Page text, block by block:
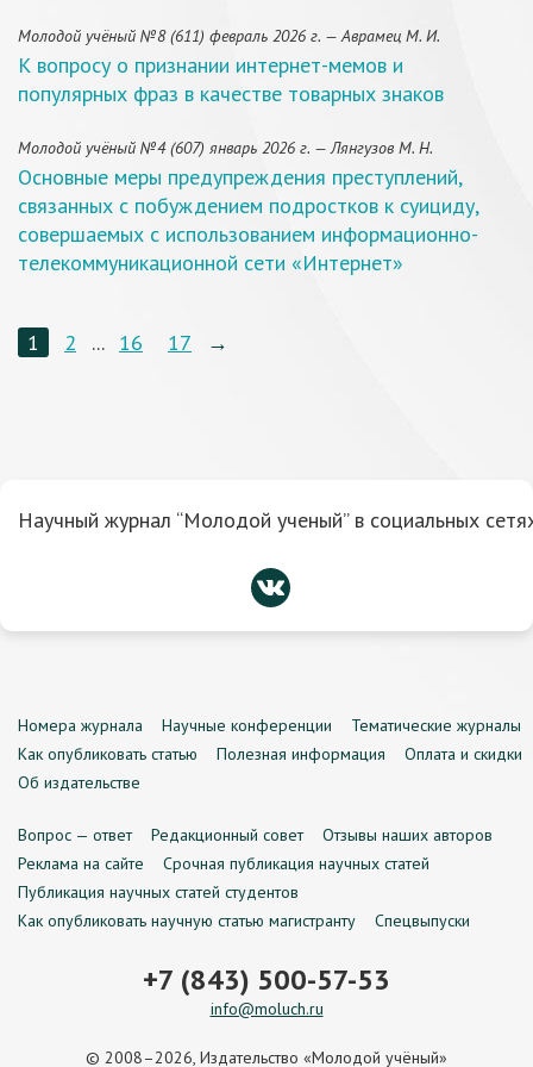
Молодой учёный №8 (611) февраль 2026 г. — Аврамец М. И.
К вопросу о признании интернет-мемов и
популярных фраз в качестве товарных знаков
Молодой учёный №4 (607) январь 2026 г. — Лянгузов М. Н.
Основные меры предупреждения преступлений,
связанных с побуждением подростков к суициду,
совершаемых с использованием информационно-
телекоммуникационной сети «Интернет»
1 2 ... 16 17 →
Научный журнал “Молодой ученый” в социальных
Номера журнала Научные конференции
Тематические журналы
Как опубликовать статью
Полезная информация
Оплата и скидки
Об издательстве
Вопрос — ответ Редакционный совет
Отзывы наших авторов
Реклама на сайте
Срочная публикация научных статей
Публикация научных статей студентов
Как опубликовать научную статью магистранту
Спецвыпуски
+7 (843) 500-57-53
info@moluch.ru
© 2008–2026, Издательство «Молодой учёный»